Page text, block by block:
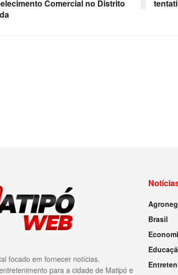
Comercial no Distrito
focado em fornecer notícias,
para a cidade de Matipó e
Brasil